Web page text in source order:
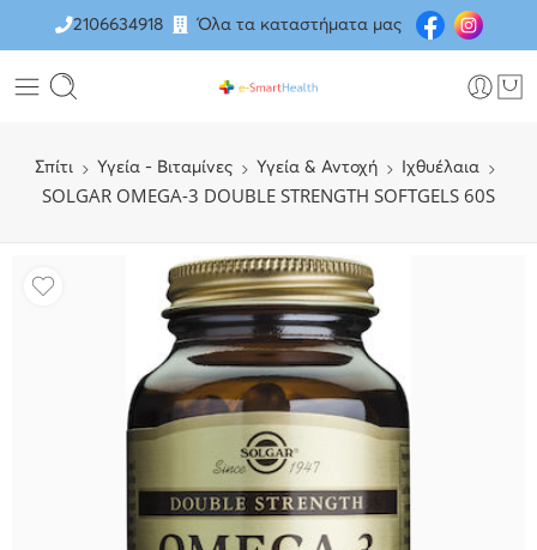
2106634918 Όλα τα καταστήματα μας
Σπίτι Υγεία - Βιταμίνες Υγεία & Αντοχή Ιχθυέλαια
SOLGAR OMEGA-3 DOUBLE STRENGTH SOFTGELS 60S